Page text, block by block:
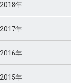
2018年
2017年
2016年
2015年